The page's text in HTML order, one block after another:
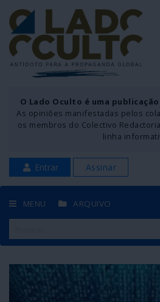
O Lado Oculto é uma
As opiniões manifestadas pelos
os membros do Colectivo
linha
Entrar Assinar
MENU ARQUIVO